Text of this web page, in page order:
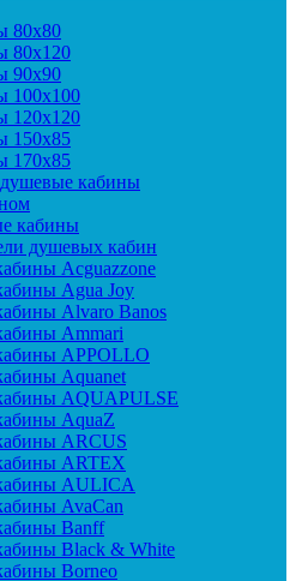
80x80
80x120
90х90
100x100
120x120
150x85
170x85
кабины
кабины
душевых кабин
Acguazzone
Agua Joy
Alvaro Banos
Ammari
APPOLLO
Aquanet
AQUAPULSE
AquaZ
ARCUS
ARTEX
AULICA
AvaCan
Banff
Black & White
Borneo